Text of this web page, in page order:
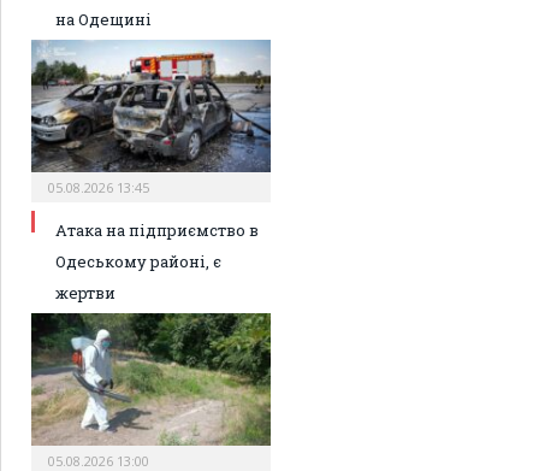
на Одещині
05.08.2026 13:45
Атака на підприємство в
Одеському районі, є
жертви
05.08.2026 13:00